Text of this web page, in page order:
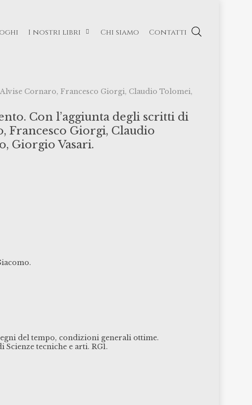
I nostri libri Chi siamo Contatti
Cornaro, Francesco Giorgi, Claudio Tolomei,
Con l’aggiunta degli scritti di
Francesco Giorgi, Claudio
Giorgio Vasari.
del tempo, condizioni generali ottime.
tecniche e arti. RG1.